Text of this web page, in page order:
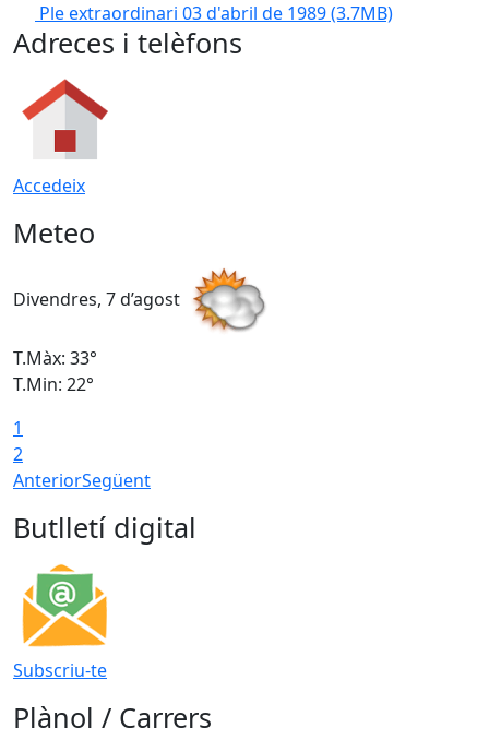
Ple extraordinari 03 d'abril de 1989(3.7MB)
Adreces i telèfons
Accedeix
Meteo
Divendres, 7 d’agost
T.Màx: 33°
T.Min: 22°
1
2
AnteriorSegüent
Butlletí digital
Subscriu-te
Plànol / Carrers